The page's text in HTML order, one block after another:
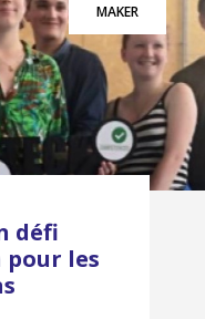
MAKER
défi
les